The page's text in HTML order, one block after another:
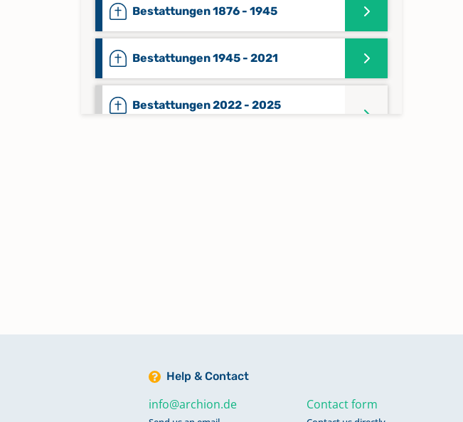
Bestattungen 1876 - 1945
Bestattungen 1945 - 2021
Bestattungen 2022 - 2025
Konfirmationen 1989 - 2025
Help & Contact
info@archion.de Contact form